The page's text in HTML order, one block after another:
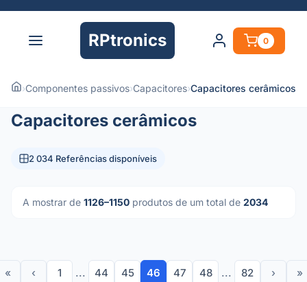
RPtronics 0
›Componentes passivos›Capacitores›Capacitores cerâmicos
Capacitores cerâmicos
2 034 Referências disponíveis
A mostrar de 1126–1150 produtos de um total de 2034
« ‹ 1 ... 44 45 46 47 48 ... 82 › »